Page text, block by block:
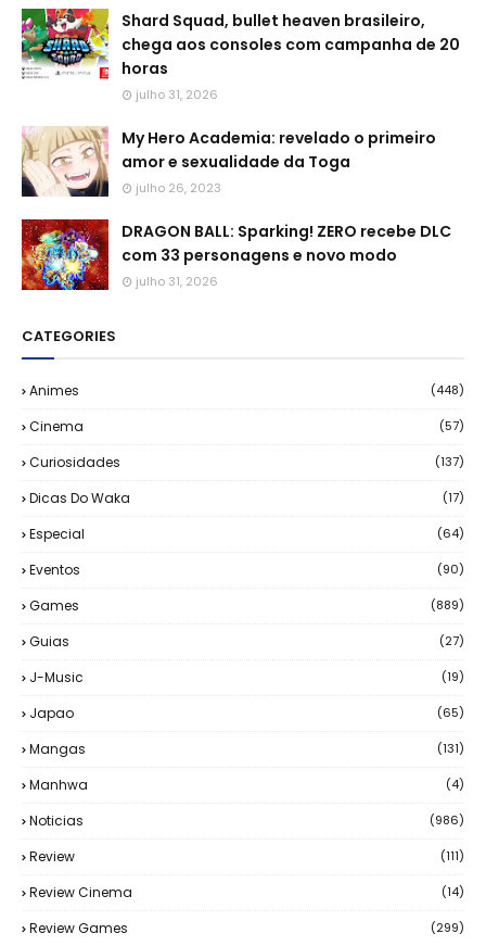
Shard Squad, bullet heaven brasileiro,
chega aos consoles com campanha de 20
horas
julho 31, 2026
My Hero Academia: revelado o primeiro
amor e sexualidade da Toga
julho 26, 2023
DRAGON BALL: Sparking! ZERO recebe DLC
com 33 personagens e novo modo
julho 31, 2026
CATEGORIES
Animes (448)
Cinema (57)
Curiosidades (137)
Dicas Do Waka (17)
Especial (64)
Eventos (90)
Games (889)
Guias (27)
J-Music (19)
Japao (65)
Mangas (131)
Manhwa (4)
Noticias (986)
Review (111)
Review Cinema (14)
Review Games (299)